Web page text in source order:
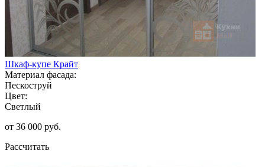
Шкаф-купе Крайт
Материал фасада:
Пескоструй
Цвет:
Светлый
от 36 000 руб.
Рассчитать